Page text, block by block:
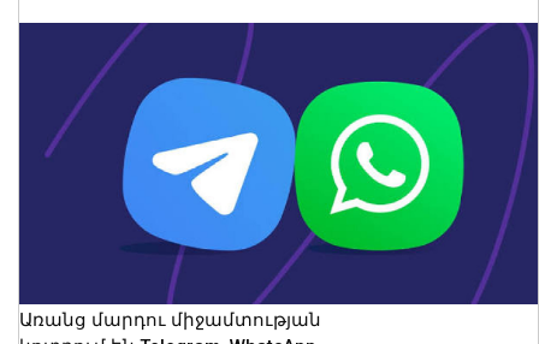
Ողբերգական դեպք Երևանում․
Կիևյան կամրջի տակ՝ ճանապարհի
երթևեկելի գոտում, հայտնաբերվել է
տղամարդու մարմին
08 Օգոստոս, 2026 23:15
Առանց մարդու միջամտության